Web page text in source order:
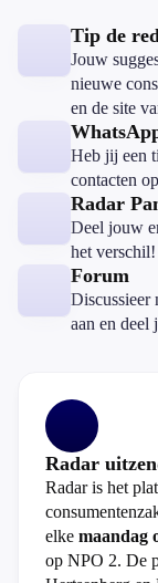
Tip de
Jouw
nieuwe
en de site
Heb jij een
contacten
Radar
Deel jouw
het verschil!
Forum
Discussieer
aan en deel
Radar
Radar is het
elke maandag
op NPO 2. De